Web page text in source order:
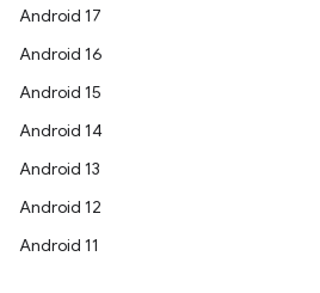
Android 17
Android 16
Android 15
Android 14
Android 13
Android 12
Android 11